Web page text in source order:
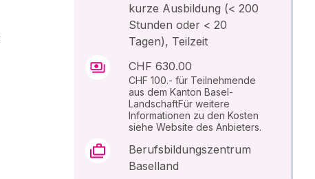
kurze Ausbildung (< 200
Stunden oder < 20
Tagen), Teilzeit
CHF 630.00
CHF 100.- für Teilnehmende
aus dem Kanton Basel-
LandschaftFür weitere
Informationen zu den Kosten
siehe Website des Anbieters.
Berufsbildungszentrum
Baselland